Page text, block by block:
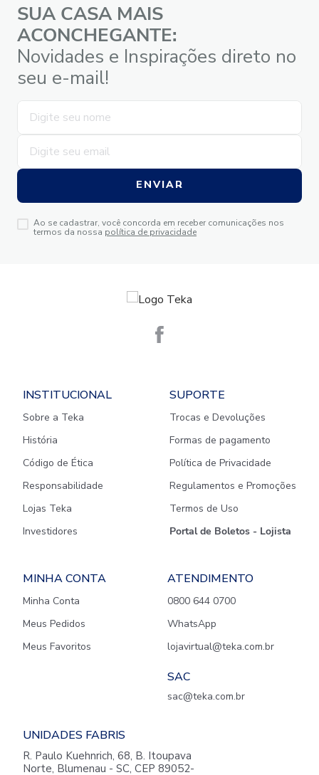
SUA CASA MAIS
ACONCHEGANTE:
Novidades e Inspirações direto no
seu e-mail!
ENVIAR
Ao se cadastrar, você concorda em receber comunicações nos
termos da nossa política de privacidade
INSTITUCIONAL
Sobre a Teka
História
Código de Ética
Responsabilidade
Lojas Teka
Investidores
SUPORTE
Trocas e Devoluções
Formas de pagamento
Política de Privacidade
Regulamentos e Promoções
Termos de Uso
Portal de Boletos - Lojista
MINHA CONTA
Minha Conta
Meus Pedidos
Meus Favoritos
ATENDIMENTO
0800 644 0700
WhatsApp
lojavirtual@teka.com.br
SAC
sac@teka.com.br
UNIDADES FABRIS
R. Paulo Kuehnrich, 68, B. Itoupava
Norte, Blumenau - SC, CEP 89052-